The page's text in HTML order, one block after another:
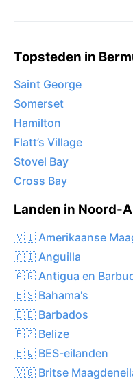
Topsteden in
Saint George
Somerset
Hamilton
Flatt’s Village
Stovel Bay
Cross Bay
Landen in Noord-
🇻🇮 Amerikaanse
🇦🇮 Anguilla
🇦🇬 Antigua en
🇧🇸 Bahama's
🇧🇧 Barbados
🇧🇿 Belize
🇧🇶 BES-eilanden
🇻🇬 Britse